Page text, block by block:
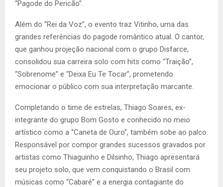
“Pagode do Pericão”.
Além do “Rei da Voz”, o evento traz Vitinho, uma das
grandes referências do pagode romântico atual. O cantor,
que ganhou projeção nacional com o grupo Disfarce,
consolidou sua carreira solo com hits como “Traição”,
“Sobrenome” e “Deixa Eu Te Tocar”, prometendo
emocionar o público com sua interpretação marcante.
Completando o time de estrelas, Thiago Soares, ex-
integrante do grupo Bom Gosto e conhecido no meio
artístico como a “Caneta de Ouro”, também sobe ao palco.
Responsável por compor grandes sucessos gravados por
artistas como Thiaguinho e Dilsinho, Thiago apresentará
seu projeto solo, que vem conquistando o Brasil com
músicas como “Cabaré” e a energia contagiante do